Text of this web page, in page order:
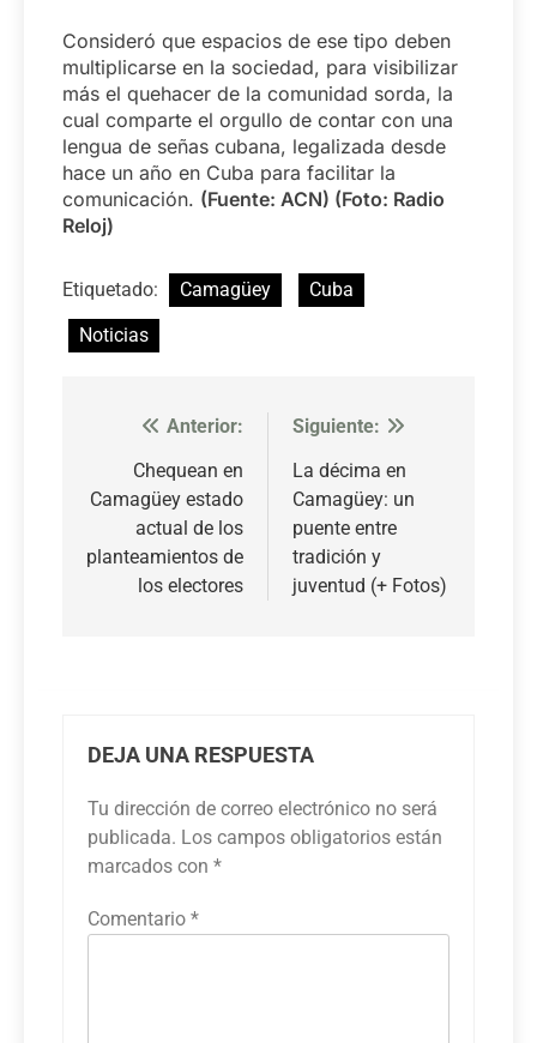
Consideró que espacios de ese tipo deben
multiplicarse en la sociedad, para visibilizar
más el quehacer de la comunidad sorda, la
cual comparte el orgullo de contar con una
lengua de señas cubana, legalizada desde
hace un año en Cuba para facilitar la
comunicación. (Fuente: ACN) (Foto: Radio
Reloj)
Etiquetado: Camagüey
Cuba
Noticias
Navegación
entradas
Anterior:
Chequean en
Camagüey estado
actual de los
planteamientos de
los electores
Siguiente:
La décima en
Camagüey: un
puente entre
tradición y
juventud (+ Fotos)
DEJA UNA RESPUESTA
Tu dirección de correo electrónico no será
publicada. Los campos obligatorios están
marcados con *
Comentario *